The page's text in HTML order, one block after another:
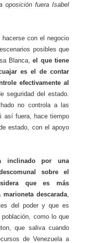
oposición fuera Isabel
con el negocio
posibles que
Blanca,el que tiene
es el de contar
efectivamente al
seguridad del estado.
no controla a las
así fuera, hace tiempo
estado, con el apoyo
inclinado por una
sobre el
que es más
descarada
del poder y que es
como lo que
que saliva cuando
de Venezuela a